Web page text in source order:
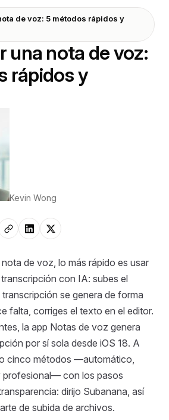
de voz: 5 métodos rápidos y
una nota de voz:
rápidos y
Kevin Wong
de voz, lo más rápido es usar
con IA: subes el
se genera de forma
falta, corriges el texto en el editor.
la app Notas de voz genera
por sí sola desde iOS 18. A
cinco métodos —automático,
profesional— con los pasos
dirijo Subanana, así
de subida de archivos.